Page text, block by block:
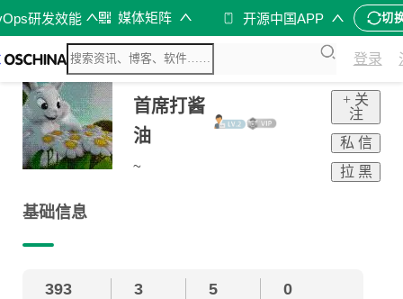
研发效能 媒体矩阵 开源中国APP 切
登录
首席打酱
油
~
+ 关
注
私 信
拉 黑
基础信息
393 3 5 0